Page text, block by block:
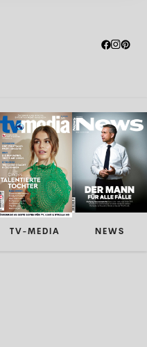
TV-MEDIA NEWS